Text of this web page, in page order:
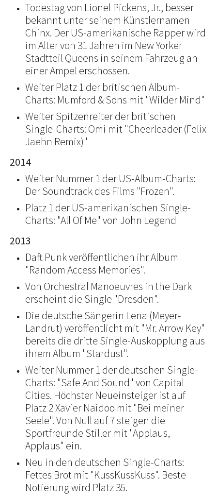
Todestag von Lionel Pickens, Jr., besser
bekannt unter seinem Künstlernamen
Chinx. Der US-amerikanische Rapper wird
im Alter von 31 Jahren im New Yorker
Stadtteil Queens in seinem Fahrzeug an
einer Ampel erschossen.
Weiter Platz 1 der britischen Album-
Charts: Mumford & Sons mit "Wilder Mind"
Weiter Spitzenreiter der britischen
Single-Charts: Omi mit "Cheerleader (Felix
Jaehn Remix)"
2014
Weiter Nummer 1 der US-Album-Charts:
Der Soundtrack des Films "Frozen".
Platz 1 der US-amerikanischen Single-
Charts: "All Of Me" von John Legend
2013
Daft Punk veröffentlichen ihr Album
"Random Access Memories".
Von Orchestral Manoeuvres in the Dark
erscheint die Single "Dresden".
Die deutsche Sängerin Lena (Meyer-
Landrut) veröffentlicht mit "Mr. Arrow Key"
bereits die dritte Single-Auskopplung aus
ihrem Album "Stardust".
Weiter Nummer 1 der deutschen Single-
Charts: "Safe And Sound" von Capital
Cities. Höchster Neueinsteiger ist auf
Platz 2 Xavier Naidoo mit "Bei meiner
Seele". Von Null auf 7 steigen die
Sportfreunde Stiller mit "Applaus,
Applaus" ein.
Neu in den deutschen Single-Charts:
Fettes Brot mit "KussKussKuss". Beste
Notierung wird Platz 35.